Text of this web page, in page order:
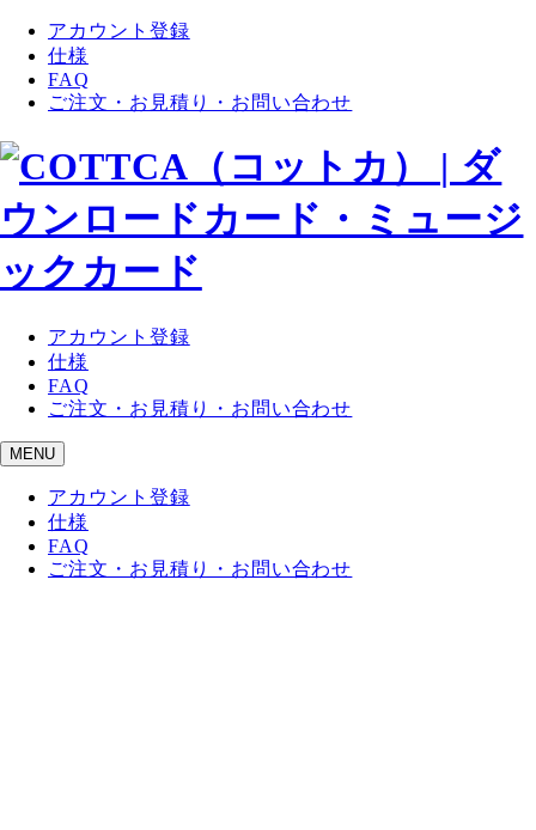
アカウント登録
仕様
FAQ
ご注文・お見積り・お問い合わせ
アカウント登録
仕様
FAQ
ご注文・お見積り・お問い合わせ
MENU
アカウント登録
仕様
FAQ
ご注文・お見積り・お問い合わせ